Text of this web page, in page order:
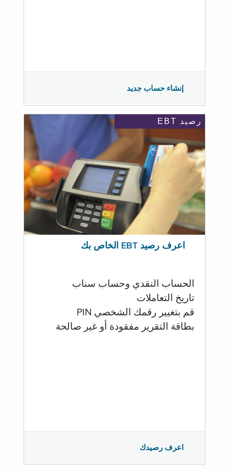
إنشاء حساب جديد
رصيد EBT
اعرف رصيد EBT الخاص بك
الحساب النقدي وحساب سناب
تاريخ التعاملات
قم بتغيير رقمك الشخصي PIN
بطاقة التقرير مفقودة أو غير صالحة
اعرف رصيدك